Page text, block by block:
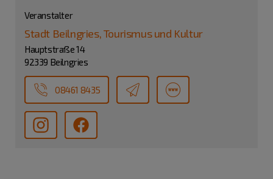
Veranstalter
Stadt Beilngries, Tourismus und Kultur
Hauptstraße 14
92339 Beilngries
08461 8435